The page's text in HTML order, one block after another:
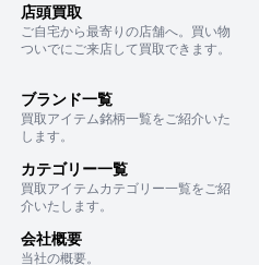
店頭買取
ご自宅から最寄りの店舗へ。買い物
ついでにご来店して買取できます。
ブランド一覧
買取アイテム銘柄一覧をご紹介いた
します。
カテゴリー一覧
買取アイテムカテゴリー一覧をご紹
介いたします。
会社概要
当社の概要。